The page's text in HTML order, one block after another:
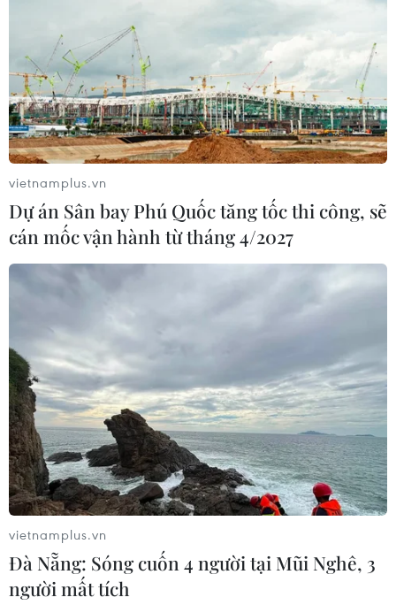
vietnamplus.vn
Dự án Sân bay Phú Quốc tăng tốc thi công, sẽ
cán mốc vận hành từ tháng 4/2027
vietnamplus.vn
Đà Nẵng: Sóng cuốn 4 người tại Mũi Nghê, 3
người mất tích